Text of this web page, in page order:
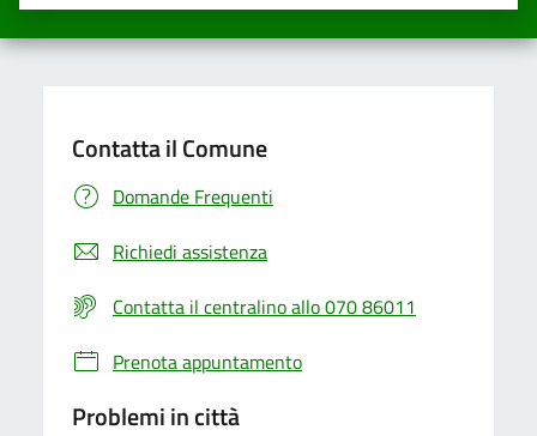
Contatta il Comune
Domande Frequenti
Richiedi assistenza
Contatta il centralino allo 070 86011
Prenota appuntamento
Problemi in città